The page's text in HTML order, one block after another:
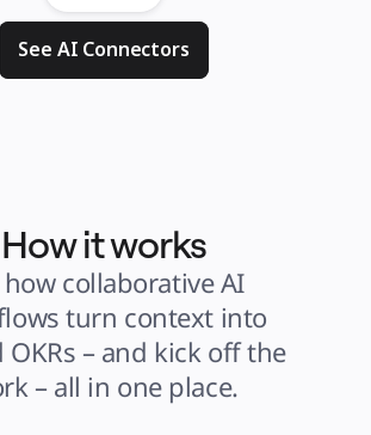
See AI Connectors
How it works
how collaborative AI
turn context into
OKRs – and kick off the
– all in one place.